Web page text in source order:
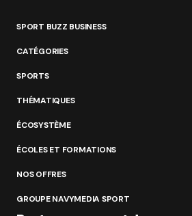
SPORT BUZZ BUSINESS
CATÉGORIES
SPORTS
THÉMATIQUES
ÉCOSYSTÈME
ÉCOLES ET FORMATIONS
NOS OFFRES
GROUPE NAVYMEDIA SPORT